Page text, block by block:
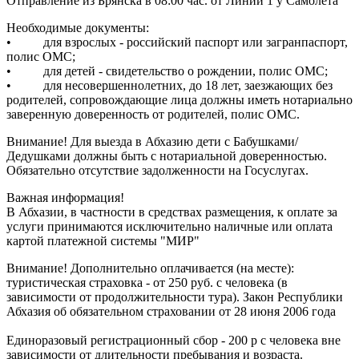
Необходимые документы:
• для взрослых - российский паспорт или загранпаспорт,
полис ОМС;
• для детей - свидетельство о рождении, полис ОМС;
• для несовершеннолетних, до 18 лет, заезжающих без
родителей, сопровождающие лица должны иметь нотариально
заверенную доверенность от родителей, полис ОМС.
Внимание! Для выезда в Абхазию дети с Бабушками/
Дедушками должны быть с нотариальной доверенностью.
Обязательно отсутствие задолженности на Госуслугах.
Важная информация!
В Абхазии, в частности в средствах размещения, к оплате за
услуги принимаются исключительно наличные или оплата
картой платежной системы "МИР"
Внимание! Дополнительно оплачивается (на месте):
туристическая страховка - от 250 руб. с человека (в
зависимости от продолжительности тура). Закон Республики
Абхазия об обязательном страховании от 28 июня 2006 года
Единоразовый регистрационный сбор - 200 р с человека вне
зависимости от длительности пребывания и возраста.